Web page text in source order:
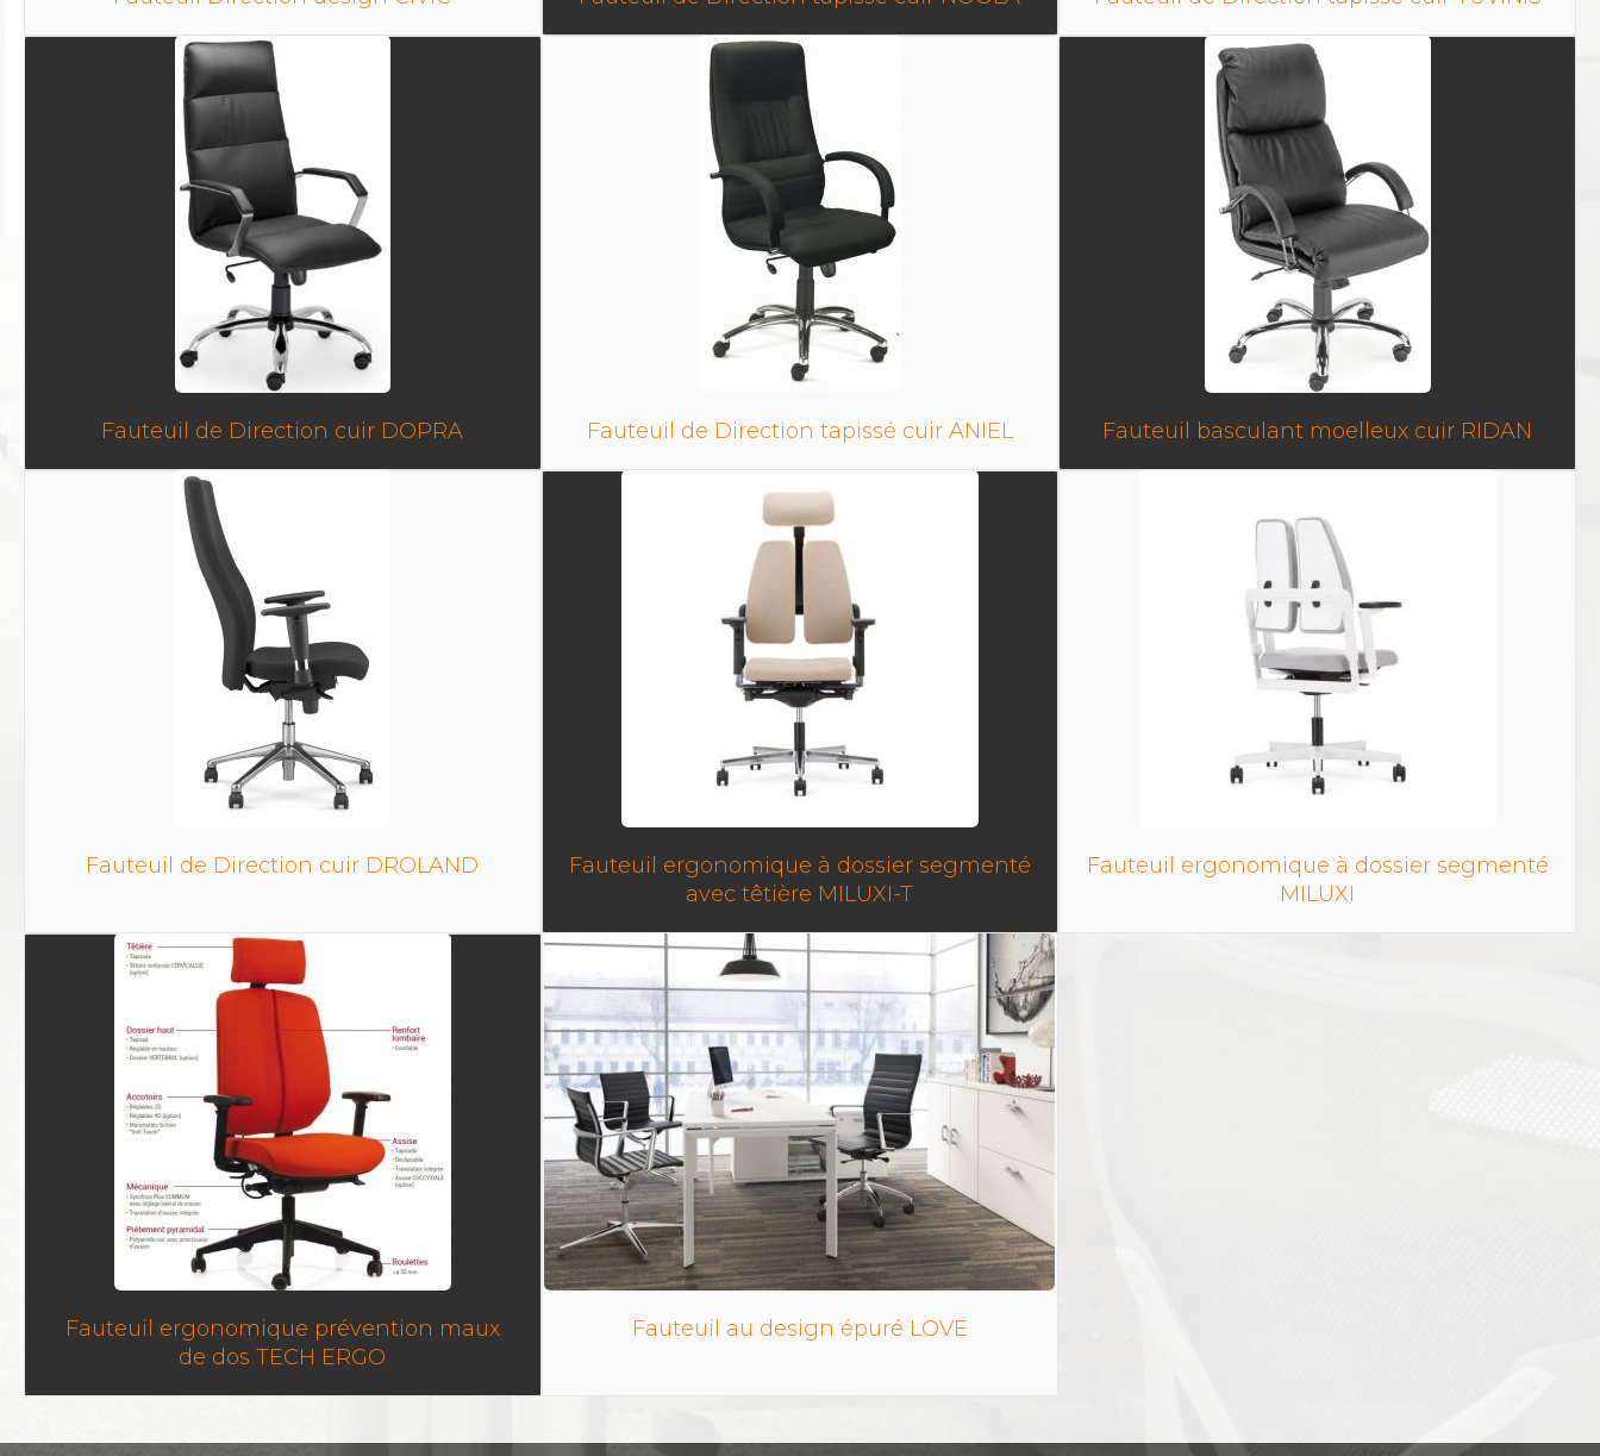
Fauteuil de Direction cuir DOPRA Fauteuil de Direction tapissé cuir ANIEL Fauteuil basculant moelleux cuir RIDAN
Fauteuil de Direction cuir DROLAND
Fauteuil ergonomique à dossier segmenté
avec têtière MILUXI-T
Fauteuil ergonomique à dossier segmenté
MILUXI
Fauteuil ergonomique prévention maux
de dos TECH ERGO
Fauteuil au design épuré LOVE